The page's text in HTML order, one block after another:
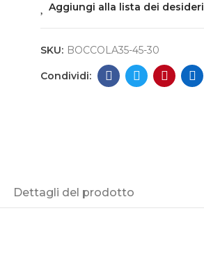
Aggiungi alla lista dei desideri
SKU: BOCCOLA35-45-30
Dettagli del prodotto